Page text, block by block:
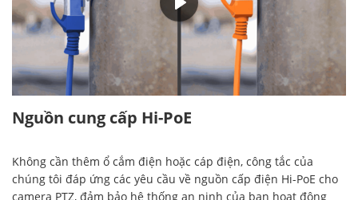
00:30
Nguồn cung cấp Hi-PoE
Không cần thêm ổ cắm điện hoặc cáp điện, công tắc của
chúng tôi đáp ứng các yêu cầu về nguồn cấp điện Hi-PoE cho
camera PTZ, đảm bảo hệ thống an ninh của bạn hoạt động